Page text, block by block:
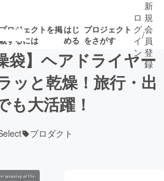
プロジェクトを掲
するには
はじ
める
プロジェクト
をさがす
新着プロ募集終了が近いプ
ロ
グ
イ
ン
/
新
規
会
員
登
録
袋】ヘアドライヤー
ッと乾燥！旅行・出
も大活躍！
プロダクト